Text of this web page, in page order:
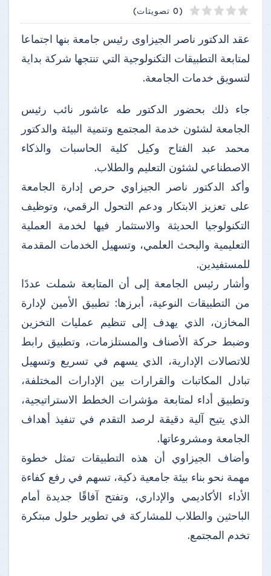
1
2
3
4
5 (0 تصويتات)
عقد الدكتور ناصر الجيزاوى رئيس جامعة بنها اجتماعا
لمتابعة التطبيقات التكنولوجية التي تنتجها شركة بداية
لتسويق خدمات الجامعة.
جاء ذلك بحضور الدكتور طه عاشور نائب رئيس
الجامعة لشئون خدمة المجتمع وتنمية البيئة والدكتور
محمد عبد الفتاح وكيل كلية الحاسبات والذكاء
الاصطناعي لشئون التعليم والطلاب.
وأكد الدكتور ناصر الجيزاوي حرص إدارة الجامعة
على تعزيز الابتكار ودعم التحول الرقمي، وتوظيف
التكنولوجيا الحديثة والاستثمار فيها لخدمة العملية
التعليمية والبحث العلمي، وتسهيل الخدمات المقدمة
للمستفيدين.
وأشار رئيس الجامعة إلى أن المتابعة شملت عددًا
من التطبيقات النوعية، أبرزها: تطبيق الأمين لإدارة
المخازن، الذي يهدف إلى تنظيم عمليات التخزين
وضبط حركة الأصناف والمستلزمات، وتطبيق رابط
للاتصالات الإدارية، الذي يسهم في تسريع وتسهيل
تبادل المكاتبات والقرارات بين الإدارات المختلفة،
وتطبيق أداء لمتابعة مؤشرات الخطط الاستراتيجية،
الذي يتيح آلية دقيقة لرصد التقدم في تنفيذ أهداف
الجامعة ومشروعاتها.
وأضاف الجيزاوي أن هذه التطبيقات تمثل خطوة
مهمة نحو بناء بيئة جامعية ذكية، تسهم في رفع كفاءة
الأداء الأكاديمي والإداري، وتفتح آفاقًا جديدة أمام
الباحثين والطلاب للمشاركة في تطوير حلول مبتكرة
تخدم المجتمع.